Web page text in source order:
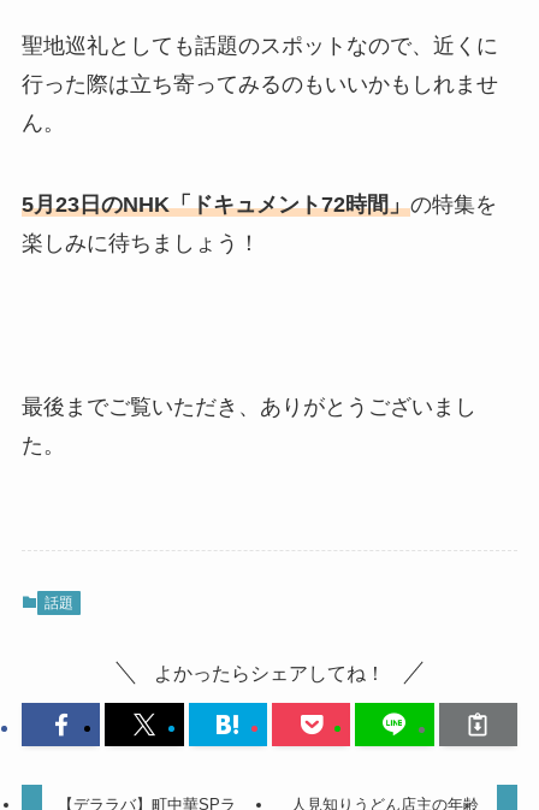
聖地巡礼としても話題のスポットなので、近くに
行った際は立ち寄ってみるのもいいかもしれませ
ん。
5月23日のNHK「ドキュメント72時間」の特集を
楽しみに待ちましょう！
最後までご覧いただき、ありがとうございまし
た。
話題
よかったらシェアしてね！
【デララバ】町中華SPラ
人見知りうどん店主の年齢